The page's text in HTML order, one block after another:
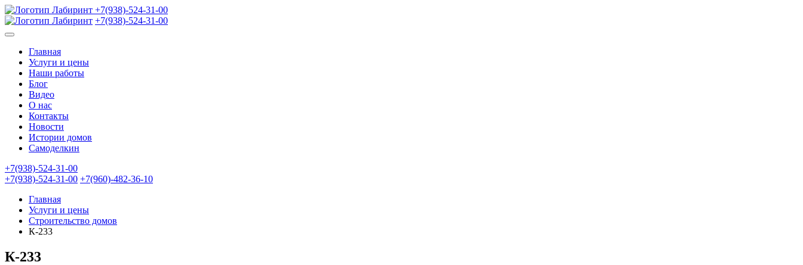
+7(938)-524-31-00
+7(938)-524-31-00
Главная
Услуги и цены
Наши работы
Блог
Видео
О нас
Контакты
Новости
Истории домов
Самоделкин
+7(938)-524-31-00
+7(938)-524-31-00 +7(960)-482-36-10
Главная
Услуги и цены
Строительство домов
К-233
К-233